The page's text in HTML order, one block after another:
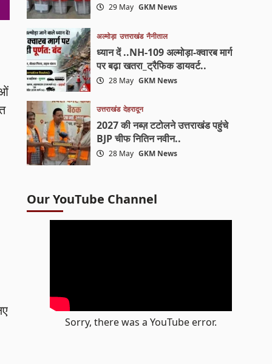
29 May GKM News
अल्मोड़ा उत्तराखंड नैनीताल
ध्यान दें ..NH-109 अल्मोड़ा-क्वारब मार्ग
पर बढ़ा खतरा_ट्रैफिक डायवर्ट..
28 May GKM News
उत्तराखंड देहरादून
2027 की नब्ज़ टटोलने उत्तराखंड पहुंचे
BJP चीफ नितिन नवीन..
28 May GKM News
Our YouTube Channel
Sorry, there was a YouTube error.